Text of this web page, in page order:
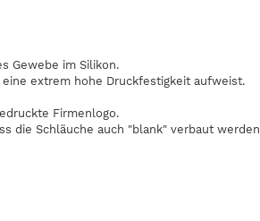
Gewebe im Silikon.
extrem hohe Druckfestigkeit aufweist.
Firmenlogo.
die Schläuche auch "blank" verbaut werden